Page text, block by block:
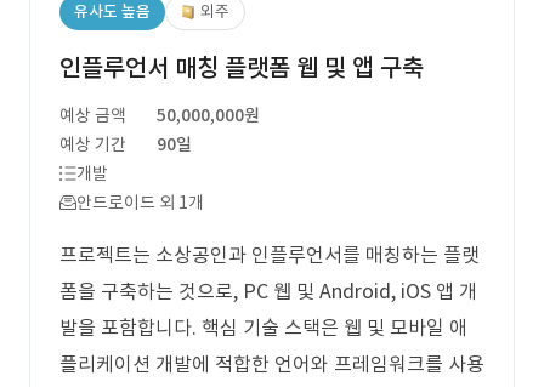
유사도 높음 외주
인플루언서 매칭 플랫폼 웹 및 앱 구축
예상 금액
50,000,000원
예상 기간
90일
개발
안드로이드 외 1개
프로젝트는 소상공인과 인플루언서를 매칭하는 플랫
폼을 구축하는 것으로, PC 웹 및 Android, iOS 앱 개
발을 포함합니다. 핵심 기술 스택은 웹 및 모바일 애
플리케이션 개발에 적합한 언어와 프레임워크를 사용